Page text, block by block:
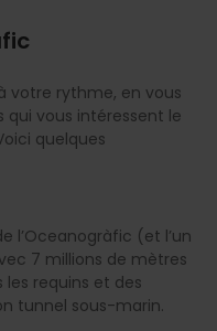
votre rythme, en vous
vous intéressent le
quelques
l’Oceanogràfic (et l’un
7 millions de mètres
les requins et des
tunnel sous-marin.